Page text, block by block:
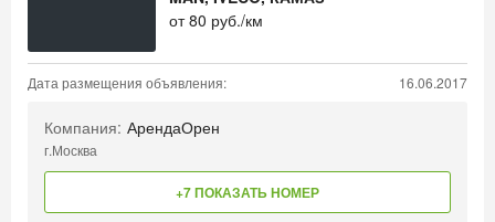
от80 руб./км
Дата размещения объявления: 16.06.2017
Компания: АрендаОрен
г.Москва
+7 ПОКАЗАТЬ НОМЕР